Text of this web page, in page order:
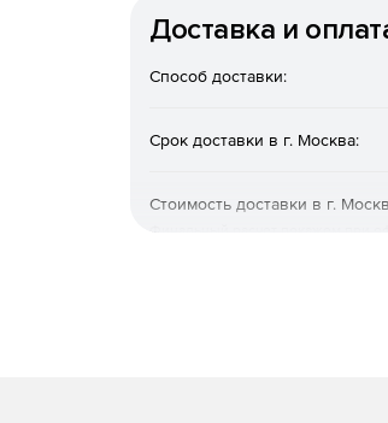
Доставка и
Способ доставки:
Срок доставки в г. Москва:
Стоимость доставки в г.